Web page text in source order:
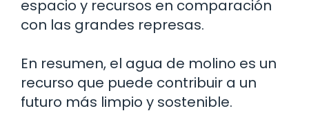
espacio y recursos en comparación
con las grandes represas.
En resumen, el agua de molino es un
recurso que puede contribuir a un
futuro más limpio y sostenible.